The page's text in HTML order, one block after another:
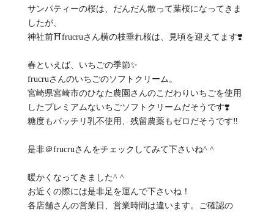
サンパティーの桜は、だんだん散って葉桜になってきま
したが、
神社前⛩️frucruさん横の枝垂れ桜は、見頃を迎えてます❣️
春といえば、いちごの季節✨
frucruさんのいちごのソフトクリーム。
宮崎県宮崎市のひなた農園さんのこだわりいちごを使用
したプレミアムないちごソフトクリームだそうです❣️
糖度もバッチリ乳不使用、残留農薬もゼロだそうです‼️
是非＠frucruさんをチェックしてみて下さいね^ ^
暖かくなってきました^ ^
お近くの際には是非足を運んで下さいね！
各店舗さんの営業日、営業時間は違います。ご確認の